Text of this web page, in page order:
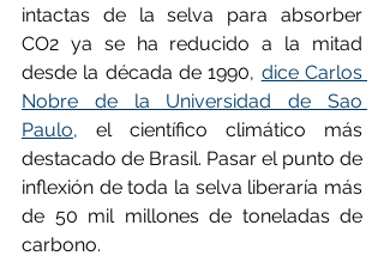
intactas de la selva para absorber
CO2 ya se ha reducido a la mitad
desde la década de 1990, dice Carlos
Nobre de la Universidad de Sao
Paulo, el científico climático más
destacado de Brasil. Pasar el punto de
inflexión de toda la selva liberaría más
de 50 mil millones de toneladas de
carbono.